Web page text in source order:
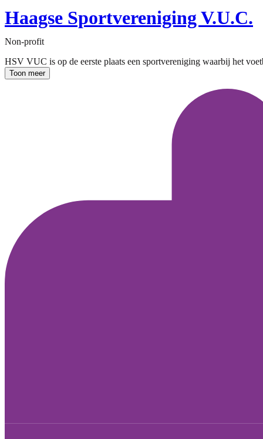
Haagse Sportvereniging V.U.C.
Non-profit
HSV VUC is op de eerste plaats een sportvereniging waarbij het
Toon meer